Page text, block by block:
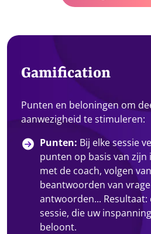
Gamification
Punten en beloningen om
aanwezigheid te stimuleren:
Punten: Bij elke sessie
punten op basis van
met de coach, volgen
beantwoorden van
antwoorden...
sessie, die uw
beloont.